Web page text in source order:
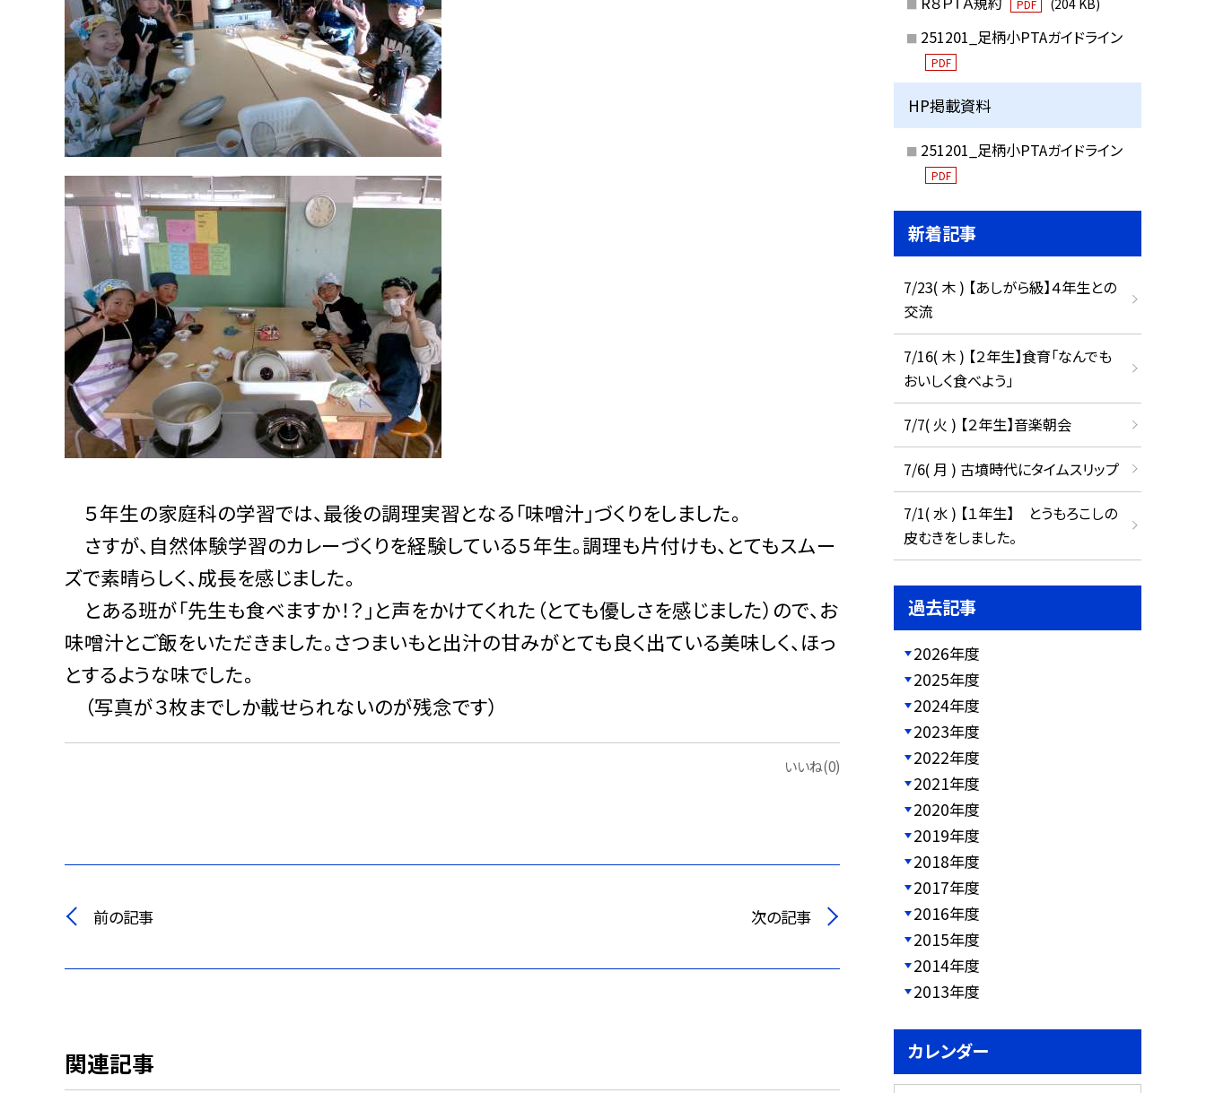
５年生の家庭科の学習では、最後の調理実習となる「味噌汁」づくりをしました。
さすが、自然体験学習のカレーづくりを経験している５年生。調理も片付けも、とてもスムー
ズで素晴らしく、成長を感じました。
とある班が「先生も食べますか！？」と声をかけてくれた（とても優しさを感じました）ので、お
味噌汁とご飯をいただきました。さつまいもと出汁の甘みがとても良く出ている美味しく、ほっ
とするような味でした。
（写真が３枚までしか載せられないのが残念です）
いいね(0)
前の記事 次の記事
関連記事
PDF
251201_足柄小PTAガイドライン
PDF
HP掲載資料
251201_足柄小PTAガイドライン
PDF
新着記事
7/23( 木 ) 【あしがら級】４年生との
交流
7/16( 木 ) 【２年生】食育「なんでも
おいしく食べよう」
7/7( 火 ) 【２年生】音楽朝会
7/6( 月 ) 古墳時代にタイムスリップ
7/1( 水 ) 【１年生】 とうもろこしの
皮むきをしました。
過去記事
2026年度
2025年度
2024年度
2023年度
2022年度
2021年度
2020年度
2019年度
2018年度
2017年度
2016年度
2015年度
2014年度
2013年度
カレンダー